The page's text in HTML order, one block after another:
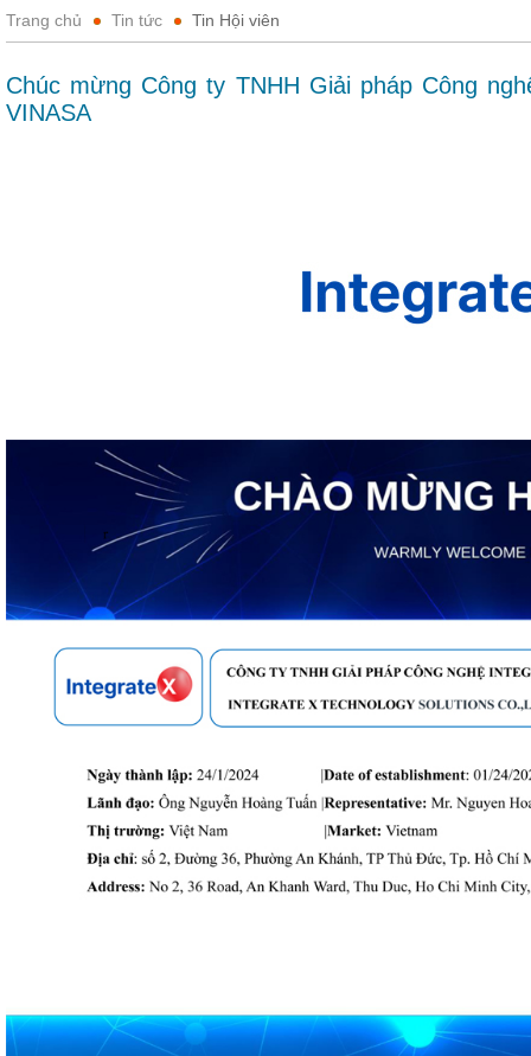
Trang chủ Tin tức Tin Hội viên
Chúc mừng Công ty TNHH Giải pháp Công
VINASA